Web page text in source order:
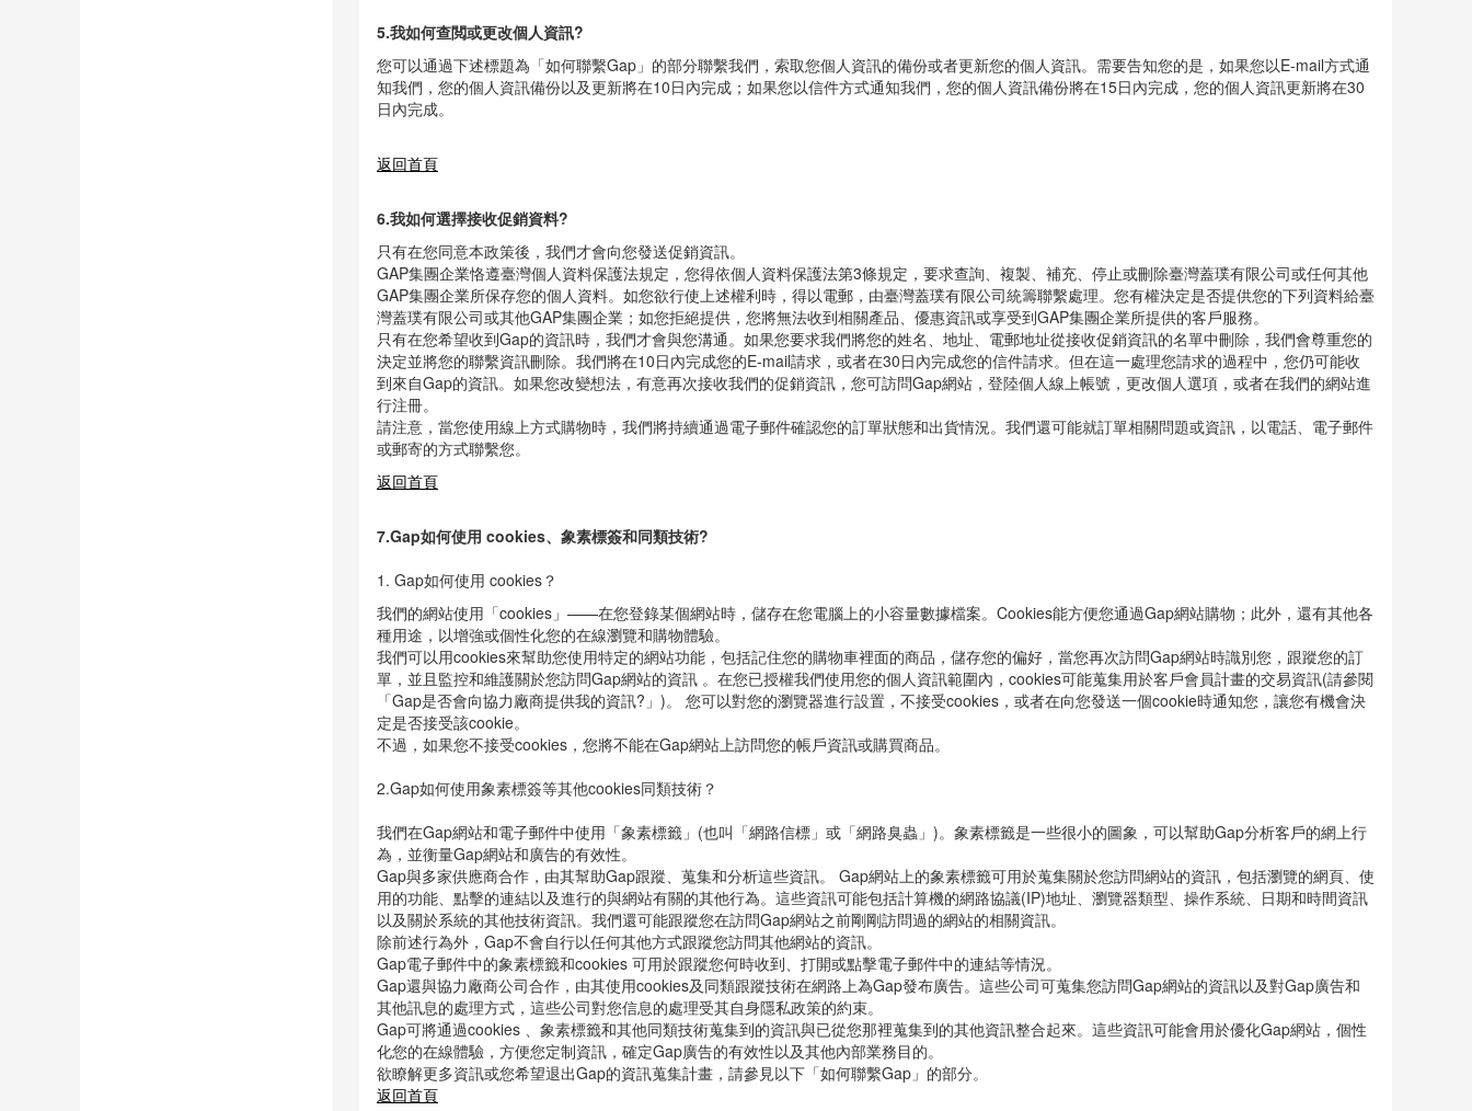
返回首頁
5.我如何查閲或更改個人資訊?
您可以通過下述標題為「如何聯繫Gap」的部分聯繫我們，索取您個人資訊的備份或者更新您的個人資訊。需要告知您的是，如果您以E-mail方式通
日內完成。
返回首頁
6.我如何選擇接收促銷資料?
只有在您同意本政策後，我們才會向您發送促銷資訊。
GAP集團企業恪遵臺灣個人資料保護法規定，您得依個人資料保護法第3條規定，要求查詢、複製、補充、停止或刪除臺灣蓋璞有限公司或任何其他
GAP集團企業所保存您的個人資料。如您欲行使上述權利時，得以電郵，由臺灣蓋璞有限公司統籌聯繫處理。您有權決定是否提供您的下列資料給臺
灣蓋璞有限公司或其他GAP集團企業；如您拒絕提供，您將無法收到相關產品、優惠資訊或享受到GAP集團企業所提供的客戶服務。
只有在您希望收到Gap的資訊時，我們才會與您溝通。如果您要求我們將您的姓名、地址、電郵地址從接收促銷資訊的名單中刪除，我們會尊重您的
決定並將您的聯繫資訊刪除。我們將在10日內完成您的E-mail請求，或者在30日內完成您的信件請求。但在這一處理您請求的過程中，您仍可能收
到來自Gap的資訊。如果您改變想法，有意再次接收我們的促銷資訊，您可訪問Gap網站，登陸個人線上帳號，更改個人選項，或者在我們的網站進
行注冊。
請注意，當您使用線上方式購物時，我們將持續通過電子郵件確認您的訂單狀態和出貨情況。我們還可能就訂單相關問題或資訊，以電話、電子郵件
或郵寄的方式聯繫您。
返回首頁
7.Gap如何使用 cookies、象素標簽和同類技術?
1. Gap如何使用 cookies？
我們的網站使用「cookies」——在您登錄某個網站時，儲存在您電腦上的小容量數據檔案。Cookies能方便您通過Gap網站購物；此外，還有其他各
種用途，以增強或個性化您的在線瀏覽和購物體驗。
我們可以用cookies來幫助您使用特定的網站功能，包括記住您的購物車裡面的商品，儲存您的偏好，當您再次訪問Gap網站時識別您，跟蹤您的訂
單，並且監控和維護關於您訪問Gap網站的資訊 。在您已授權我們使用您的個人資訊範圍內，cookies可能蒐集用於客戶會員計畫的交易資訊(請參閱
「Gap是否會向協力廠商提供我的資訊?」)。 您可以對您的瀏覽器進行設置，不接受cookies，或者在向您發送一個cookie時通知您，讓您有機會決
不過，如果您不接受cookies，您將不能在Gap網站上訪問您的帳戶資訊或購買商品。
2.Gap如何使用象素標簽等其他cookies同類技術？
我們在Gap網站和電子郵件中使用「象素標籤」(也叫「網路信標」或「網路臭蟲」)。象素標籤是一些很小的圖象，可以幫助Gap分析客戶的網上行
為，並衡量Gap網站和廣告的有效性。
Gap與多家供應商合作，由其幫助Gap跟蹤、蒐集和分析這些資訊。 Gap網站上的象素標籤可用於蒐集關於您訪問網站的資訊，包括瀏覽的網頁、使
用的功能、點擊的連結以及進行的與網站有關的其他行為。這些資訊可能包括計算機的網路協議(IP)地址、瀏覽器類型、操作系統、日期和時間資訊
以及關於系統的其他技術資訊。我們還可能跟蹤您在訪問Gap網站之前剛剛訪問過的網站的相關資訊。
除前述行為外，Gap不會自行以任何其他方式跟蹤您訪問其他網站的資訊。
Gap電子郵件中的象素標籤和cookies 可用於跟蹤您何時收到、打開或點擊電子郵件中的連結等情況。
Gap還與協力廠商公司合作，由其使用cookies及同類跟蹤技術在網路上為Gap發布廣告。這些公司可蒐集您訪問Gap網站的資訊以及對Gap廣告和
其他訊息的處理方式，這些公司對您信息的處理受其自身隱私政策的約束。
Gap可將通過cookies 、象素標籤和其他同類技術蒐集到的資訊與已從您那裡蒐集到的其他資訊整合起來。這些資訊可能會用於優化Gap網站，個性
化您的在線體驗，方便您定制資訊，確定Gap廣告的有效性以及其他內部業務目的。